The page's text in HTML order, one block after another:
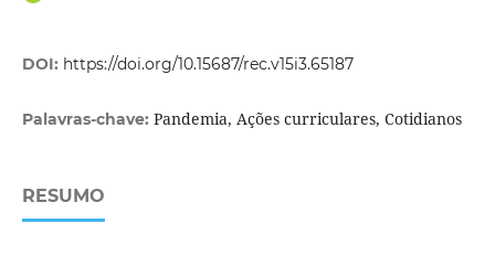
DOI: https://doi.org/10.15687/rec.v15i3.65187
Palavras-chave: Pandemia, Ações curriculares, Cotidianos
RESUMO